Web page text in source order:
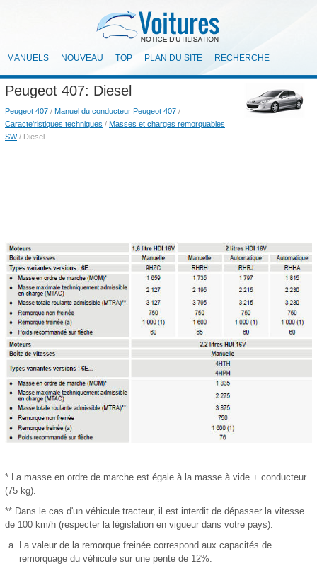
MANUELS NOUVEAU TOP PLAN DU SITE RECHERCHE
Peugeot 407: Diesel
Peugeot 407 / Manuel du conducteur Peugeot 407 /
Caracte'ristiques techniques / Masses et charges remorquables
SW/ Diesel
* La masse en ordre de marche est égale à la masse à vide + conducteur
(75 kg).
** Dans le cas d'un véhicule tracteur, il est interdit de dépasser la vitesse
de 100 km/h (respecter la législation en vigueur dans votre pays).
La valeur de la remorque freinée correspond aux capacités de
remorquage du véhicule sur une pente de 12%.